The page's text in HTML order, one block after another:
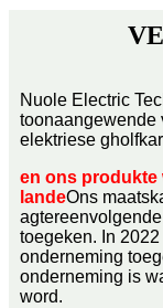
Nuole Electric
toonaangewende
elektriese
en ons produkte
landeOns
toegeken. In
onderneming
onderneming is
word.